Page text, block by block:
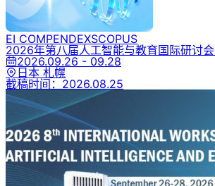
EI COMPENDEXSCOPUS
2026年第八届人工智能与教育国际研讨会
2026.09.26 - 09.28
日本 札幌
截稿时间： 2026.08.25